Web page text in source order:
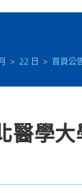
> 22 日 > 首頁公
醫學